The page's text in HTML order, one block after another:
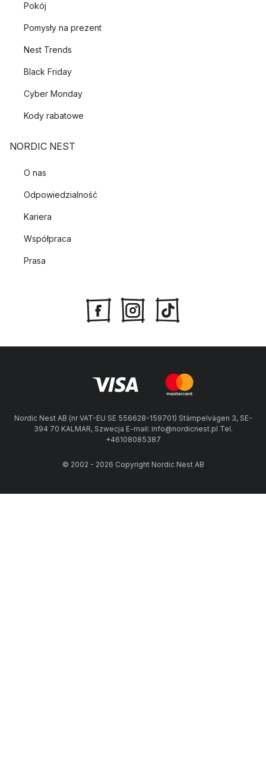
Pokój
Pomysły na prezent
Nest Trends
Black Friday
Cyber Monday
Kody rabatowe
NORDIC NEST
O nas
Odpowiedzialność
Kariera
Współpraca
Prasa
Nordic Nest AB (nr VAT-EU SE 556628-159701) Stämpelvägen 3, SE-
394 70 KALMAR, Szwecja E-mail: info@nordicnest.pl Tel.
+46108085387
© 2002 - 2026 Copyright Nordic Nest AB